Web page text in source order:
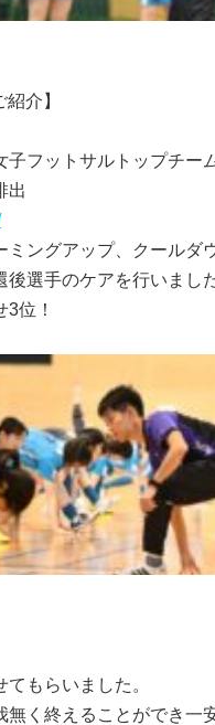
介】
子フットサルトップチー
出
ミングアップ、クールダ
選手のケアを行いました
位！
もらいました。
無く終えることができ一